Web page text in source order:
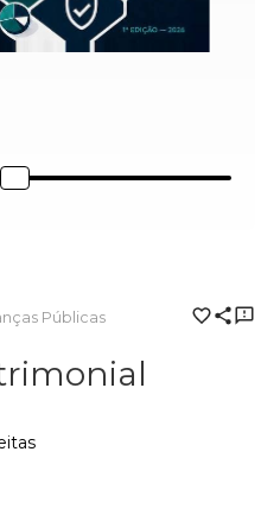
Públicas